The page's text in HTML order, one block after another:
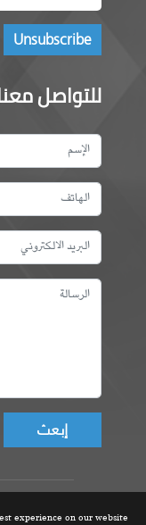
experience on our website.
للتواصل